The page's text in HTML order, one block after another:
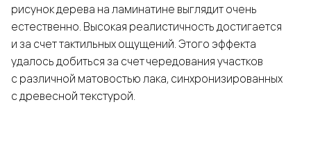
рисунок дерева на ламинатине выглядит очень
естественно. Высокая реалистичность достигается
и за счет тактильных ощущений. Этого эффекта
удалось добиться за счет чередования участков
с различной матовостью лака, синхронизированных
с древесной текстурой.